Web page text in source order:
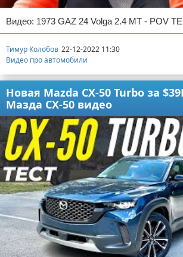
Видео: 1973 GAZ 24 Volga 2.4 MT - POV
Тимур Колобов 22-12-2022 11:30
Видео про автомобили
Новая Mazda CX-50 Turbo за
Мазда CX-50 видео